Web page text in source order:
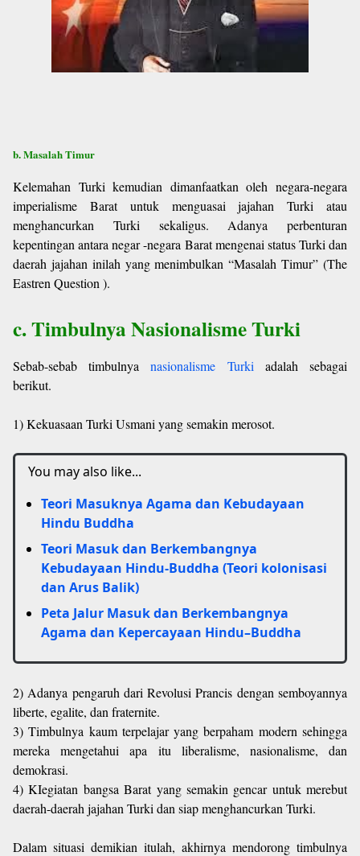
b. Masalah Timur
Kelemahan Turki kemudian dimanfaatkan oleh negara-negara
imperialisme Barat untuk menguasai jajahan Turki atau
menghancurkan Turki sekaligus. Adanya perbenturan
kepentingan antara negar -negara Barat mengenai status Turki dan
daerah jajahan inilah yang menimbulkan “Masalah Timur” (The
Eastren Question ).
c. Timbulnya Nasionalisme Turki
Sebab-sebab timbulnyanasionalisme Turki adalah sebagai
berikut.
1) Kekuasaan Turki Usmani yang semakin merosot.
You may also like...
Teori Masuknya Agama dan Kebudayaan
Hindu Buddha
Teori Masuk dan Berkembangnya
Kebudayaan Hindu-Buddha (Teori kolonisasi
dan Arus Balik)
Peta Jalur Masuk dan Berkembangnya
Agama dan Kepercayaan Hindu–Buddha
2) Adanya pengaruh dari Revolusi Prancis dengan semboyannya
liberte, egalite, dan fraternite.
3) Timbulnya kaum terpelajar yang berpaham modern sehingga
mereka mengetahui apa itu liberalisme, nasionalisme, dan
demokrasi.
4) KIegiatan bangsa Barat yang semakin gencar untuk merebut
daerah-daerah jajahan Turki dan siap menghancurkan Turki.
Dalam situasi demikian itulah, akhirnya mendorong timbulnya